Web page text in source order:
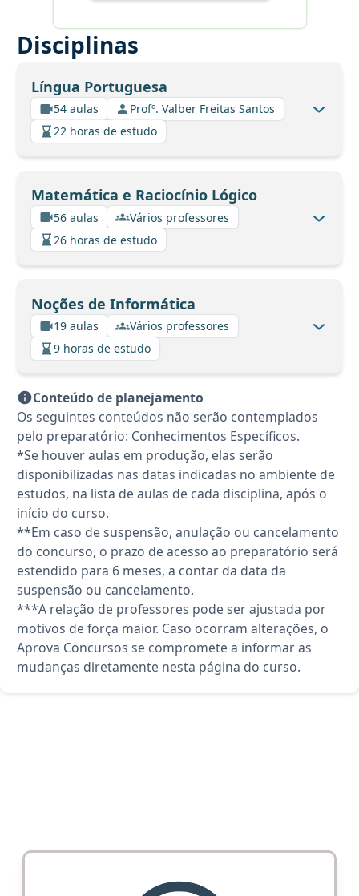
Disciplinas
Língua Portuguesa
54 aulas
Profº. Valber Freitas Santos
22 horas de estudo
Matemática e Raciocínio Lógico
56 aulas
Vários professores
26 horas de estudo
Noções de Informática
19 aulas
Vários professores
9 horas de estudo
Conteúdo de planejamento
Os seguintes conteúdos não serão contemplados
pelo preparatório: Conhecimentos Específicos.
*Se houver aulas em produção, elas serão
disponibilizadas nas datas indicadas no ambiente de
estudos, na lista de aulas de cada disciplina, após o
início do curso.
**Em caso de suspensão, anulação ou cancelamento
do concurso, o prazo de acesso ao preparatório será
estendido para 6 meses, a contar da data da
suspensão ou cancelamento.
***A relação de professores pode ser ajustada por
motivos de força maior. Caso ocorram alterações, o
Aprova Concursos se compromete a informar as
mudanças diretamente nesta página do curso.